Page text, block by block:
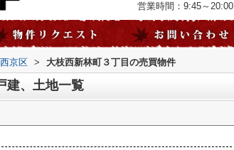
営業時間：9:45～20:00
京区 > 大枝西新林町３丁目の売買物件
建、土地一覧